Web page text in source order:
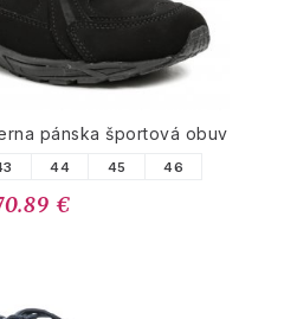
pánska športová obuv
44 45 46
€